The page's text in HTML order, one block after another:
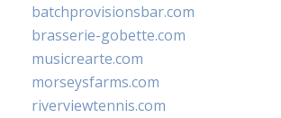
batchprovisionsbar.com
brasserie-gobette.com
musicrearte.com
morseysfarms.com
riverviewtennis.com